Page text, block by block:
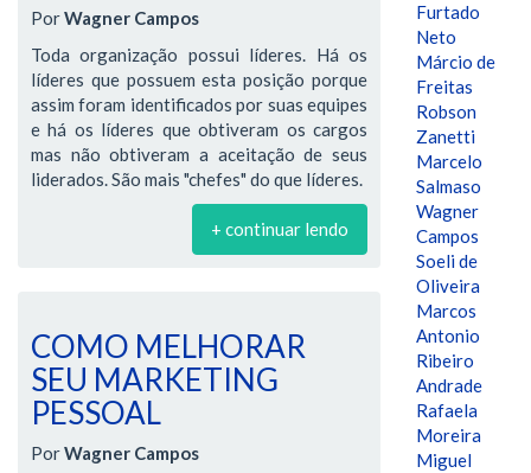
PorWagner Campos
Toda organização possui líderes. Há os
líderes que possuem esta posição porque
assim foram identificados por suas equipes
e há os líderes que obtiveram os cargos
mas não obtiveram a aceitação de seus
liderados. São mais "chefes" do que líderes.
+ continuar lendo
COMO MELHORAR
SEU MARKETING
PESSOAL
PorWagner Campos
Furtado
Neto
Márcio de
Freitas
Robson
Zanetti
Marcelo
Salmaso
Wagner
Campos
Soeli de
Oliveira
Marcos
Antonio
Ribeiro
Andrade
Rafaela
Moreira
Miguel